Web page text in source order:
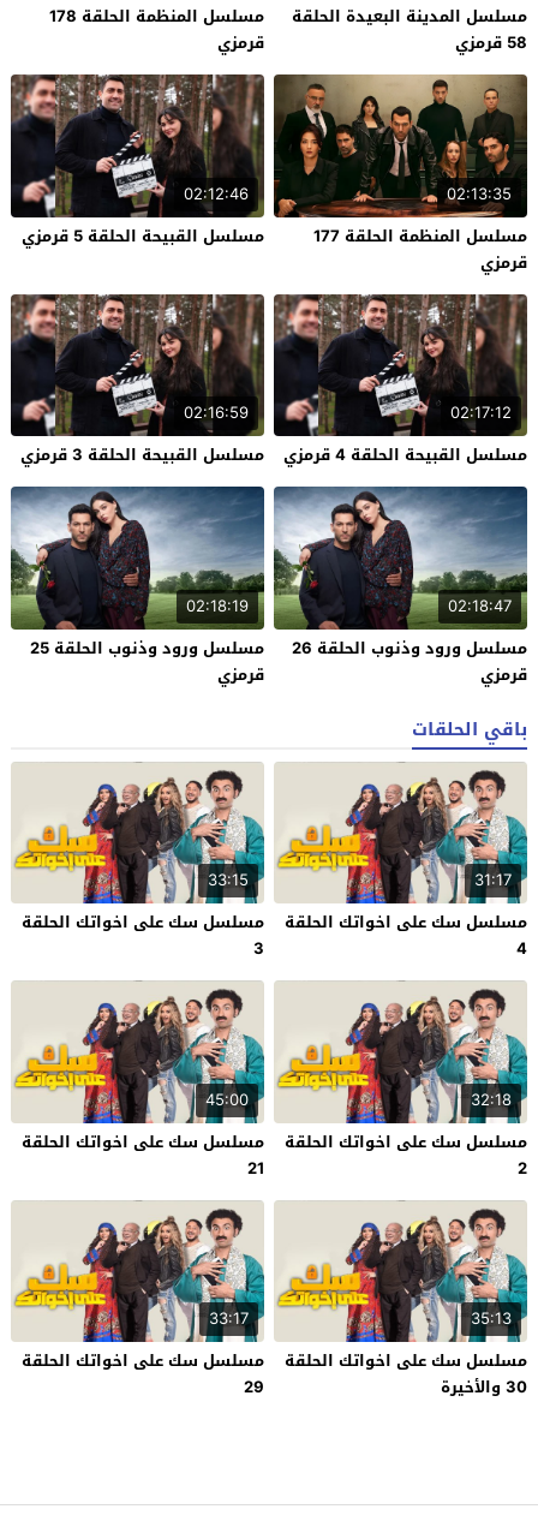
مسلسل المدينة البعيدة الحلقة
58 قرمزي
مسلسل المنظمة الحلقة 178
قرمزي
02:13:35
مسلسل المنظمة الحلقة 177
قرمزي
02:12:46
مسلسل القبيحة الحلقة 5 قرمزي
02:17:12
مسلسل القبيحة الحلقة 4 قرمزي
02:16:59
مسلسل القبيحة الحلقة 3 قرمزي
02:18:47
مسلسل ورود وذنوب الحلقة 26
قرمزي
02:18:19
مسلسل ورود وذنوب الحلقة 25
قرمزي
باقي الحلقات
31:17
مسلسل سك على اخواتك الحلقة
4
33:15
مسلسل سك على اخواتك الحلقة
3
32:18
مسلسل سك على اخواتك الحلقة
2
45:00
مسلسل سك على اخواتك الحلقة
21
35:13
مسلسل سك على اخواتك الحلقة
30 والأخيرة
33:17
مسلسل سك على اخواتك الحلقة
29